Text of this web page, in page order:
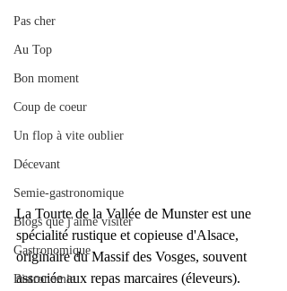
Pas cher
Au Top
Bon moment
Coup de coeur
Un flop à vite oublier
Décevant
Semie-gastronomique
Blogs que j'aime visiter
Gastronomique
Bistronomie
La Tourte de la Vallée de Munster est une
spécialité rustique et copieuse d'Alsace,
originaire du Massif des Vosges, souvent
associée aux repas marcaires (éleveurs).